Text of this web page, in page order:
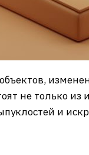
не только
и